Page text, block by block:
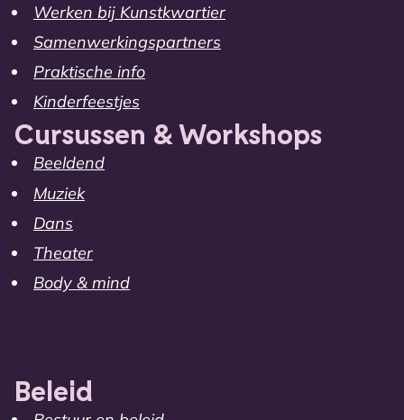
Werken bij Kunstkwartier
Samenwerkingspartners
Praktische info
Kinderfeestjes
Cursussen & Workshops
Beeldend
Muziek
Dans
Theater
Body & mind
Beleid